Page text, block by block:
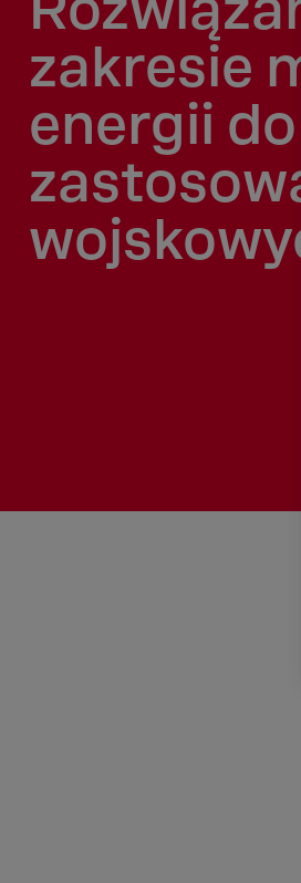
zakresie
energii do